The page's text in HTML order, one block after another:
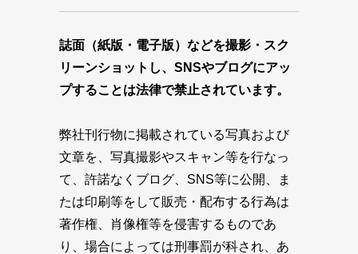
誌面（紙版・電子版）などを撮影・スク
リーンショットし、SNSやブログにアッ
プすることは法律で禁止されています。
弊社刊行物に掲載されている写真および
文章を、写真撮影やスキャン等を行なっ
て、許諾なくブログ、SNS等に公開、ま
たは印刷等をして販売・配布する行為は
著作権、肖像権等を侵害するものであ
り、場合によっては刑事罰が科され、あ